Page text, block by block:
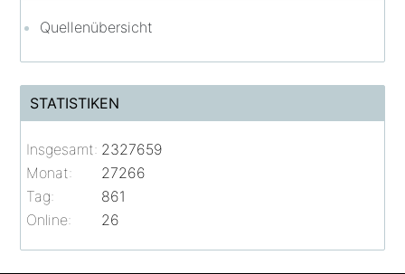
Quellenübersicht
STATISTIKEN
Online: 26
Insgesamt: 2327659
Monat:
27266
Tag:
861